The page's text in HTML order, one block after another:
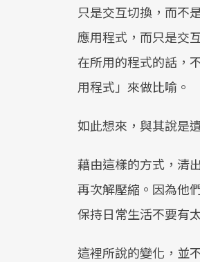
只是交互切換，而不
應用程式，而只是交
在所用的程式的話，
用程式」來做比喻。
如此想來，與其說是
藉由這樣的方式，清
再次解壓縮。因為他
保持日常生活不要有
這裡所說的變化，並